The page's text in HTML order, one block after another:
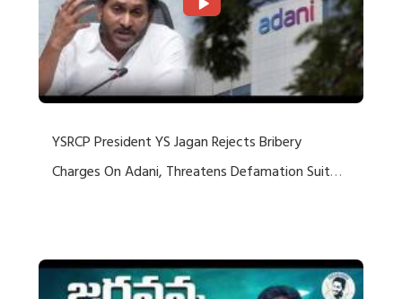
YSRCP President YS Jagan Rejects Bribery
Charges On Adani, Threatens Defamation Suit